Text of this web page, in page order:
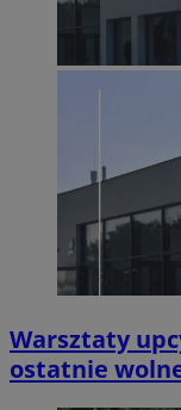
Warsztaty
ostatnie